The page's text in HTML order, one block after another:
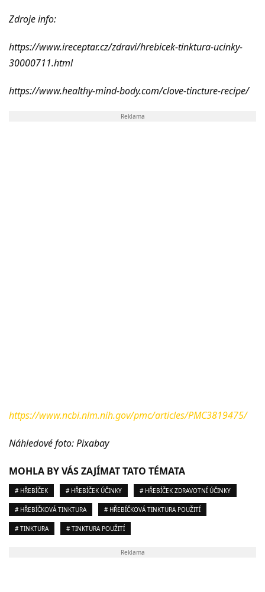
Zdroje info:
https://www.ireceptar.cz/zdravi/hrebicek-tinktura-ucinky-
30000711.html
https://www.healthy-mind-body.com/clove-tincture-recipe/
Reklama
https://www.ncbi.nlm.nih.gov/pmc/articles/PMC3819475/
Náhledové foto: Pixabay
MOHLA BY VÁS ZAJÍMAT TATO TÉMATA
# HŘEBÍČEK # HŘEBÍČEK ÚČINKY # HŘEBÍČEK ZDRAVOTNÍ ÚČINKY
# HŘEBÍČKOVÁ TINKTURA # HŘEBÍČKOVÁ TINKTURA POUŽITÍ
# TINKTURA # TINKTURA POUŽITÍ
Reklama